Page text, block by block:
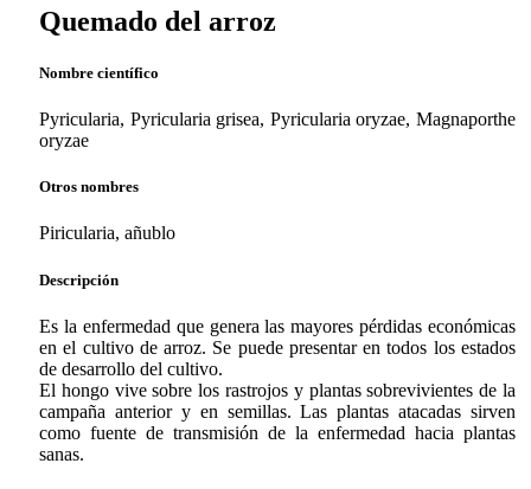
Quemado del arroz
Nombre científico
Pyricularia, Pyricularia grisea, Pyricularia oryzae, Magnaporthe
oryzae
Otros nombres
Piricularia, añublo
Descripción
Es la enfermedad que genera las mayores pérdidas económicas
en el cultivo de arroz. Se puede presentar en todos los estados
de desarrollo del cultivo.
El hongo vive sobre los rastrojos y plantas sobrevivientes de la
campaña anterior y en semillas. Las plantas atacadas sirven
como fuente de transmisión de la enfermedad hacia plantas
sanas.